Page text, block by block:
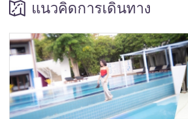
แนวคิดการเดินทาง